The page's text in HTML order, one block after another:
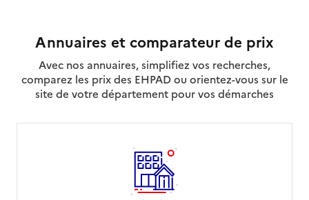
Annuaires et comparateur de prix
Avec nos annuaires, simplifiez vos recherches,
comparez les prix des EHPAD ou orientez-vous sur le
site de votre département pour vos démarches